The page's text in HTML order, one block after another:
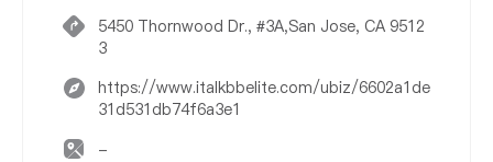
5450 Thornwood Dr., #3A,San Jose, CA 9512
3
https://www.italkbbelite.com/ubiz/6602a1de
31d531db74f6a3e1
-